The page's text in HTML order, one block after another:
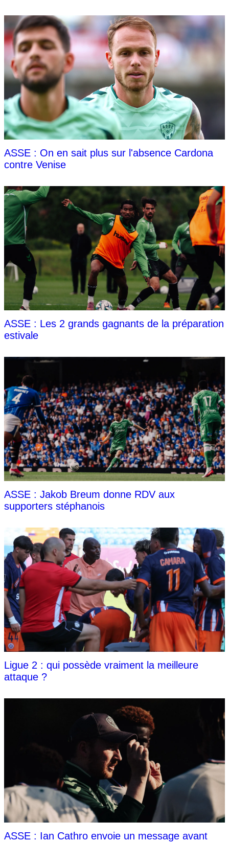
ASSE : On en sait plus sur l'absence Cardona
contre Venise
ASSE : Les 2 grands gagnants de la préparation
estivale
ASSE : Jakob Breum donne RDV aux
supporters stéphanois
Ligue 2 : qui possède vraiment la meilleure
attaque ?
ASSE : Ian Cathro envoie un message avant